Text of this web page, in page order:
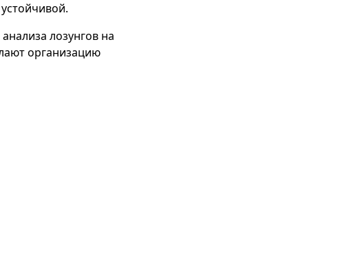
лозунгов на
организацию